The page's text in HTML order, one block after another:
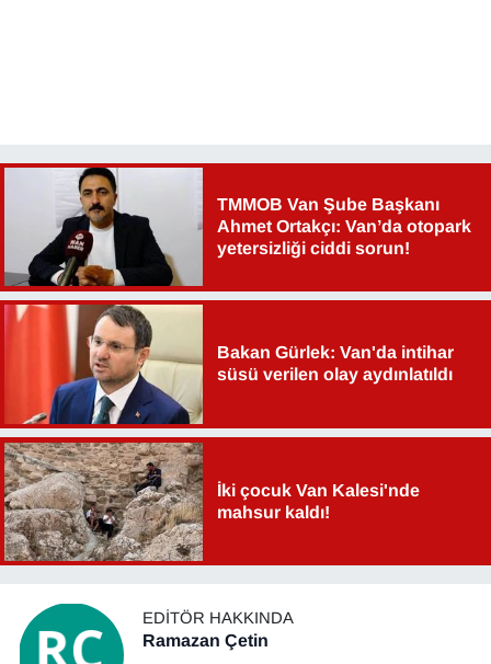
TMMOB Van Şube Başkanı
Ahmet Ortakçı: Van’da otopark
yetersizliği ciddi sorun!
Bakan Gürlek: Van'da intihar
süsü verilen olay aydınlatıldı
İki çocuk Van Kalesi'nde
mahsur kaldı!
EDITÖR HAKKINDA
Ramazan Çetin